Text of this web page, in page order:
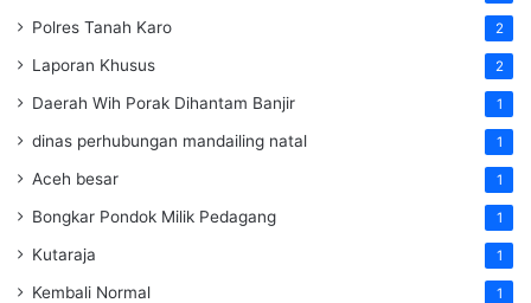
Polres Tanah Karo 2
Laporan Khusus 2
Daerah Wih Porak Dihantam Banjir 1
dinas perhubungan mandailing natal 1
Aceh besar 1
Bongkar Pondok Milik Pedagang 1
Kutaraja 1
Kembali Normal 1